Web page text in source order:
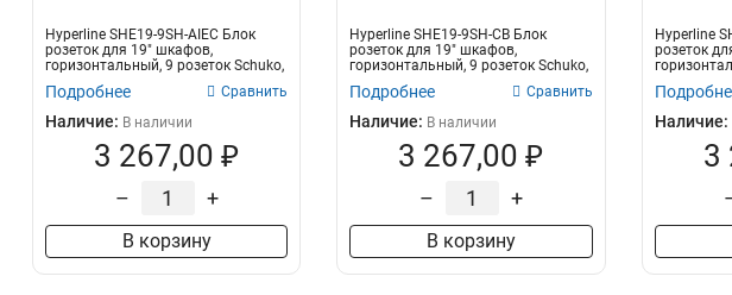
Hyperline SHE19-9SH-AIEC Блок
розеток для 19" шкафов,
горизонтальный, 9 розеток Schuko,
Подробнее Сравнить
Наличие: В наличии
3 267,00 ₽
– +
В корзину
Hyperline SHE19-9SH-CB Блок
розеток для 19" шкафов,
горизонтальный, 9 розеток Schuko,
Подробнее Сравнить
Наличие: В наличии
3 267,00 ₽
– +
В корзину
Hyperline
розеток
Наличие:
3